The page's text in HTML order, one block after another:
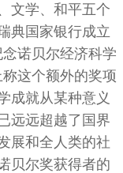
文学、和平五个
典国家银行成立
诺贝尔经济科学
这个额外的奖项
成就从某种意义
远远超越了国界
展和全人类的社
贝尔奖获得者的